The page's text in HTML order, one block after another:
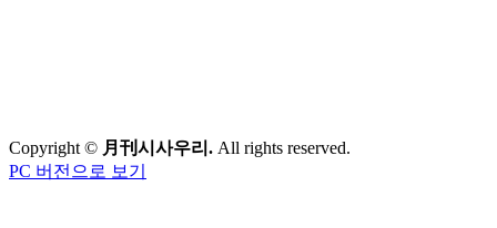
Copyright © 月刊시사우리. All rights reserved.
PC 버전으로 보기